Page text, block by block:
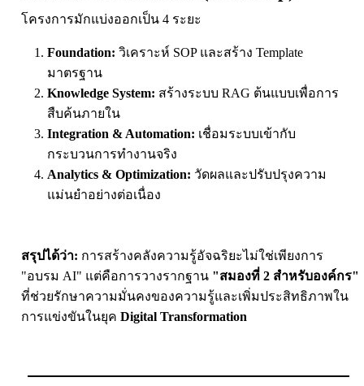
โครงการมักแบ่งออกเป็น 4 ระยะ
Foundation: วิเคราะห์ SOP และสร้าง Template
มาตรฐาน
Knowledge System: สร้างระบบ RAG ต้นแบบเพื่อการ
สืบค้นภายใน
Integration & Automation: เชื่อมระบบเข้ากับ
กระบวนการทำงานจริง
Analytics & Optimization: วัดผลและปรับปรุงความ
แม่นยำอย่างต่อเนื่อง
สรุปได้ว่า: การสร้างคลังความรู้อัจฉริยะไม่ใช่เพียงการ
"อบรม AI" แต่คือการวางรากฐาน "สมองที่ 2 สำหรับองค์กร"
ที่ช่วยรักษาความมั่นคงของความรู้และเพิ่มประสิทธิภาพใน
การแข่งขันในยุค Digital Transformation